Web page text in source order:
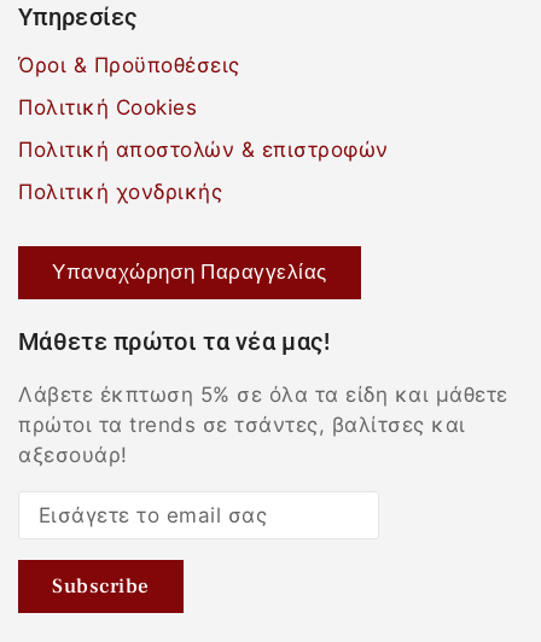
Υπηρεσίες
Όροι & Προϋποθέσεις
Πολιτική Cookies
Πολιτική αποστολών & επιστροφών
Πολιτική χονδρικής
Υπαναχώρηση Παραγγελίας
Μάθετε πρώτοι τα νέα μας!
Λάβετε έκπτωση 5% σε όλα τα είδη και μάθετε
πρώτοι τα trends σε τσάντες, βαλίτσες και
αξεσουάρ!